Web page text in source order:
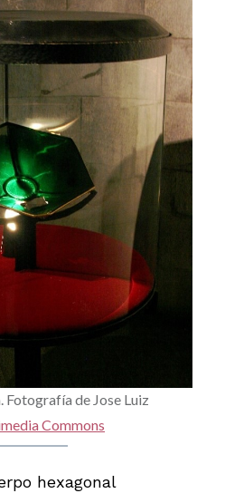
Fotografía de Jose Luiz
Commons
hexagonal